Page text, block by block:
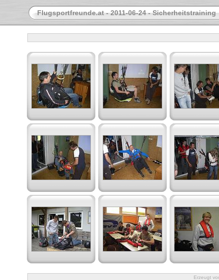
Flugsportfreunde.at - 2011-06-24 - Sicherheitstraining
Erzeugt